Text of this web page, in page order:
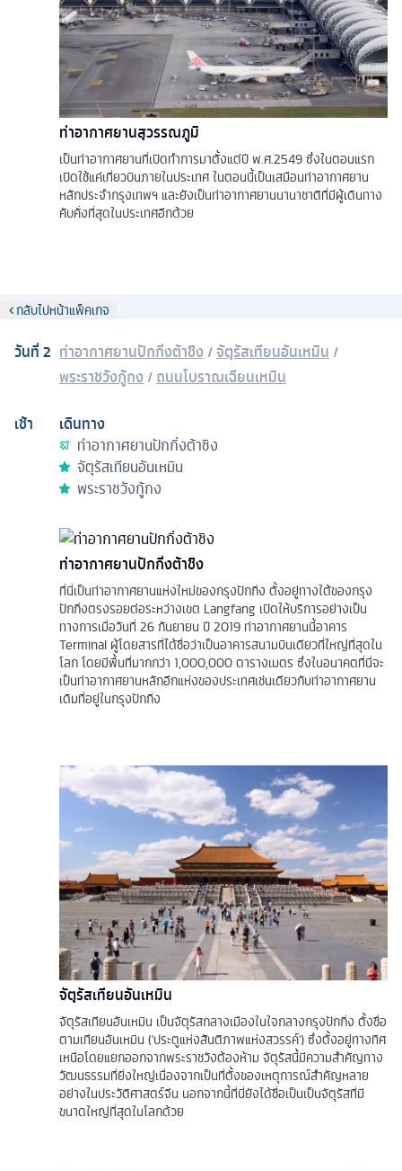
ท่าอากาศยานสุวรรณภูมิ
เป็นท่าอากาศยานที่เปิดทำการมาตั้งแต่ปี พ.ศ.2549 ซึ่งในตอนแรก
เปิดใช้แค่เที่ยวบินภายในประเทศ ในตอนนี้เป็นเสมือนท่าอากาศยาน
หลักประจำกรุงเทพฯ และยังเป็นท่าอากาศยานนานาชาติที่มีผู้เดินทาง
คับคั่งที่สุดในประเทศอีกด้วย
กลับไปหน้าแพ็คเกจ
วันที่2 ท่าอากาศยานปักกิ่งต้าชิง/จัตุรัสเทียนอันเหมิน /
พระราชวังกู้กง/ถนนโบราณเฉียนเหมิน
เช้า
เดินทาง
ท่าอากาศยานปักกิ่งต้าชิง
จัตุรัสเทียนอันเหมิน
พระราชวังกู้กง
ท่าอากาศยานปักกิ่งต้าชิง
ที่นี่เป็นท่าอากาศยานแห่งใหม่ของกรุงปักกิ่ง ตั้งอยู่ทางใต้ของกรุง
ปักกิ่งตรงรอยต่อระหว่างเขต Langfang เปิดให้บริการอย่างเป็น
ทางการเมื่อวันที่ 26 กันยายน ปี 2019 ท่าอากาศยานนี้อาคาร
Terminal ผู้โดยสารที่ได้ชื่อว่าเป็นอาคารสนามบินเดียวที่ใหญ่ที่สุดใน
โลก โดยมีพื้นที่มากกว่า 1,000,000 ตารางเมตร ซึ่งในอนาคตที่นี่จะ
เป็นท่าอากาศยานหลักอีกแห่งของประเทศเช่นเดียวกับท่าอากาศยาน
เดิมที่อยู่ในกรุงปักกิ่ง
จัตุรัสเทียนอันเหมิน
จัตุรัสเทียนอันเหมิน เป็นจัตุรัสกลางเมืองในใจกลางกรุงปักกิ่ง ตั้งชื่อ
ตามเทียนอันเหมิน ('ประตูแห่งสันติภาพแห่งสวรรค์') ซึ่งตั้งอยู่ทางทิศ
เหนือโดยแยกออกจากพระราชวังต้องห้าม จัตุรัสนี้มีความสำคัญทาง
วัฒนธรรมที่ยิ่งใหญ่เนื่องจากเป็นที่ตั้งของเหตุการณ์สำคัญหลาย
อย่างในประวัติศาสตร์จีน นอกจากนี้ที่นี่ยังได้ชื่อเป็นเป็นจัตุรัสที่มี
ขนาดใหญ่ที่สุดในโลกด้วย